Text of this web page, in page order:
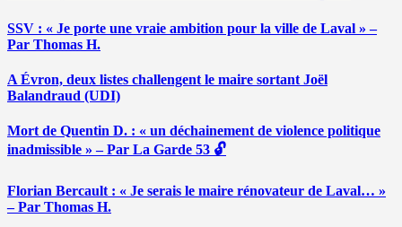
SSV : « Je porte une vraie ambition pour la ville de Laval » –
Par Thomas H.
A Évron, deux listes challengent le maire sortant Joël
Balandraud (UDI)
Mort de Quentin D. : « un déchainement de violence politique
inadmissible » – Par La Garde 53 🔓
Florian Bercault : « Je serais le maire rénovateur de Laval… »
– Par Thomas H.